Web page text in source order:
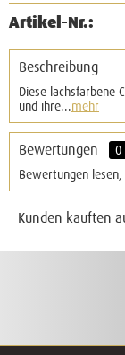
Artikel-Nr.:
Beschreibung
Diese lachsfarbene
und ihre...mehr
Bewertungen
0
Bewertungen
Kunden kauften